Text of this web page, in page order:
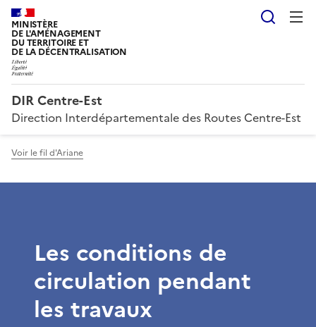
MINISTÈRE
DE L'AMÉNAGEMENT
DU TERRITOIRE ET
DE LA DÉCENTRALISATION
DIR Centre-Est
Direction Interdépartementale des Routes Centre-Est
Voir le fil d'Ariane
Les conditions de
circulation pendant
les travaux